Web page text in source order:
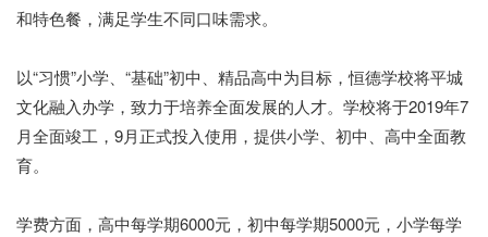
和特色餐，满足学生不同口味需求。
以“习惯”小学、“基础”初中、精品高中为目标，恒德学校将平城
文化融入办学，致力于培养全面发展的人才。学校将于2019年7
月全面竣工，9月正式投入使用，提供小学、初中、高中全面教
育。
学费方面，高中每学期6000元，初中每学期5000元，小学每学